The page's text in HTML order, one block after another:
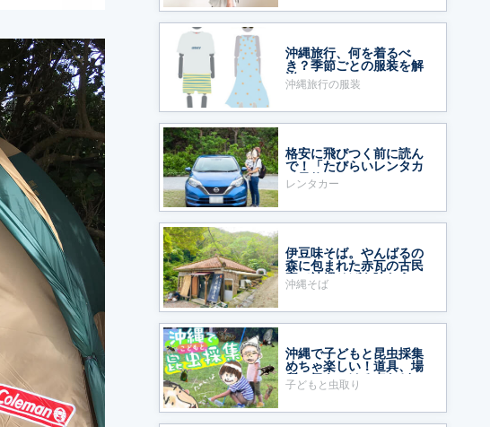
沖縄旅行、何を着るべ
き？季節ごとの服装を解
説
沖縄旅行の服装
格安に飛びつく前に読ん
で！「たびらいレンタカ
ー予約」をおすすめする
ワケ
レンタカー
伊豆味そば。やんばるの
森に包まれた赤瓦の古民
家で沖縄そばを味わう
沖縄そば
沖縄で子どもと昆虫採集
めちゃ楽しい！道具、場
所、気をつける点など
子どもと虫取り